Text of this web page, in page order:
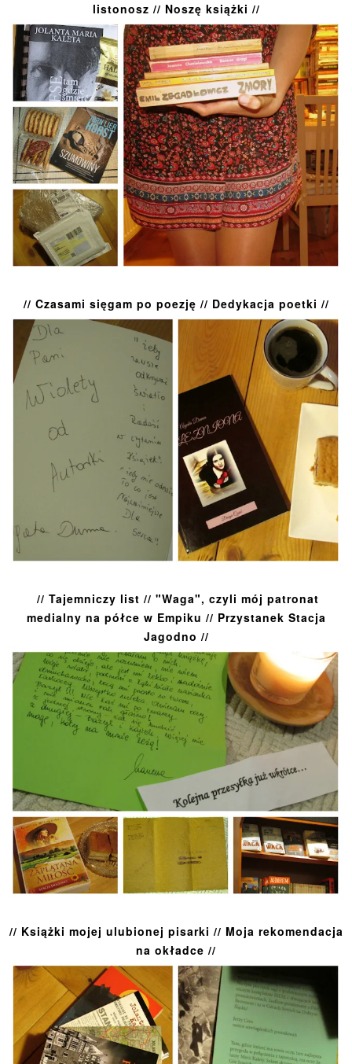
listonosz // Noszę książki //
// Czasami sięgam po poezję // Dedykacja poetki //
// Tajemniczy list // "Waga", czyli mój patronat
medialny na półce w Empiku // Przystanek Stacja
Jagodno //
// Książki mojej ulubionej pisarki // Moja rekomendacja
na okładce //